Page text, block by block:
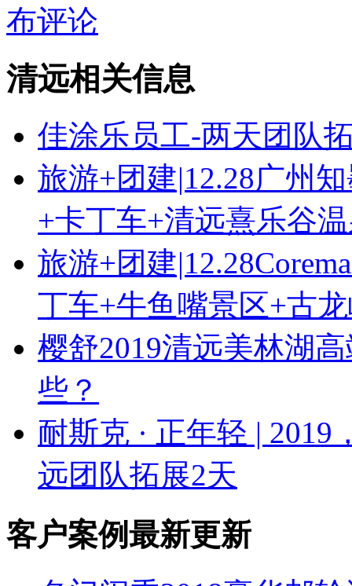
布评论
清远相关信息
佳涂乐员工-两天团队
旅游+团建|12.28广州
+卡丁车+清远熹乐谷
旅游+团建
丁车+牛鱼嘴景区+古
樱舒2019清远美林湖
些？
耐斯克 · 正年轻 |
远团队拓展2天
客户案例最新更新